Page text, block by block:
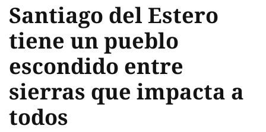
Santiago del Estero
tiene un pueblo
escondido entre
sierras que impacta a
todos